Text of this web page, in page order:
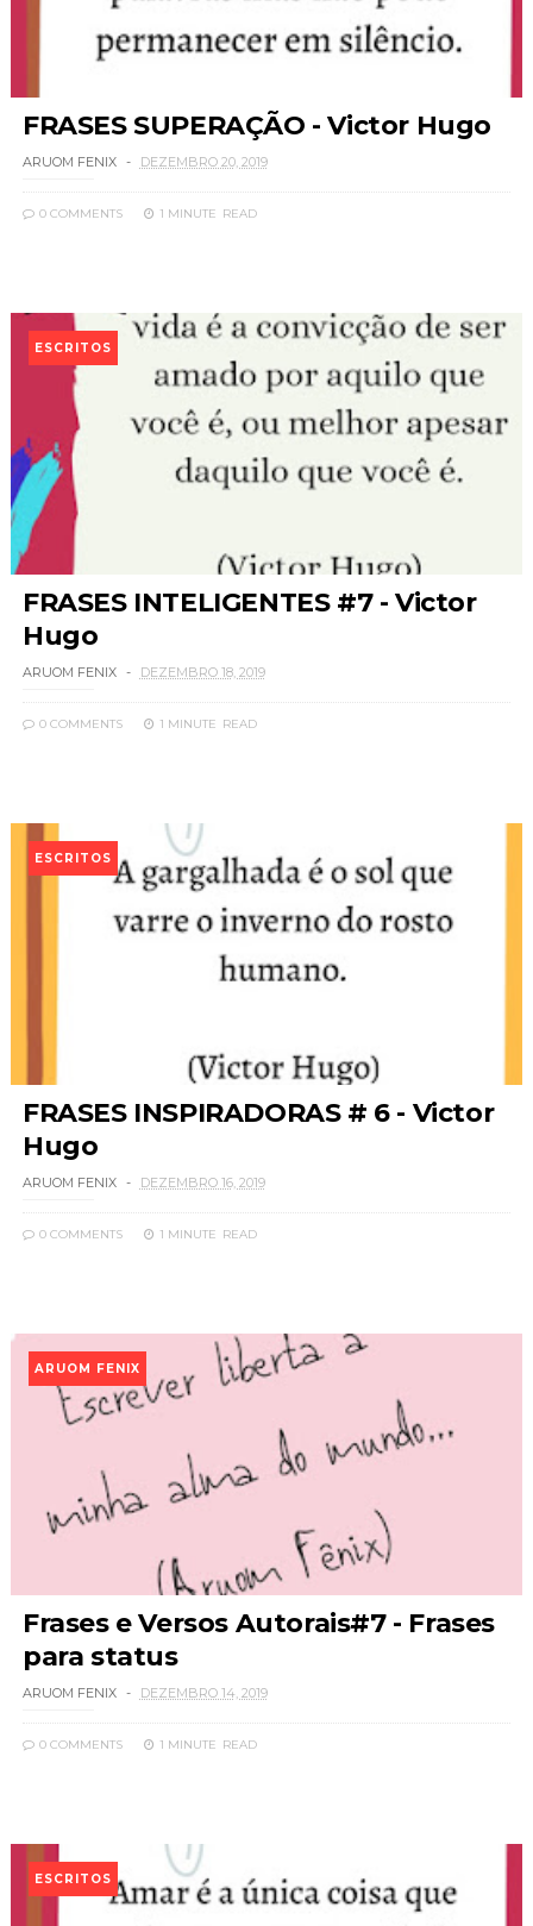
FRASES SUPERAÇÃO - Victor Hugo
ARUOM FENIX DEZEMBRO 20, 2019
0 COMMENTS 1 MINUTE READ
ESCRITOS
FRASES INTELIGENTES #7 - Victor
Hugo
ARUOM FENIX DEZEMBRO 18, 2019
0 COMMENTS 1 MINUTE READ
ESCRITOS
FRASES INSPIRADORAS # 6 - Victor
Hugo
ARUOM FENIX DEZEMBRO 16, 2019
0 COMMENTS 1 MINUTE READ
ARUOM FENIX
Frases e Versos Autorais#7 - Frases
para status
ARUOM FENIX DEZEMBRO 14, 2019
0 COMMENTS 1 MINUTE READ
ESCRITOS